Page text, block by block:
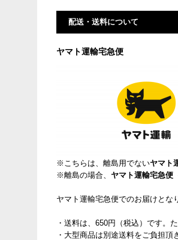
配送・送料について
ヤマト運輸宅急便
※こちらは、離島用でないヤマト
※離島の場合、 ヤマト運輸宅急便
ヤマト運輸宅急便でのお届けとな
・送料は、650円（税込）です。
・大型商品は別途送料をご負担頂